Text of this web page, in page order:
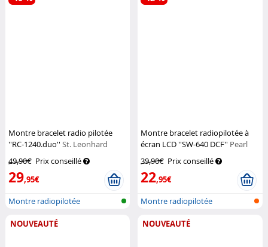
Montre bracelet radio pilotée
''RC-1240.duo'' St. Leonhard
49,90€ Prix conseillé
29,95€
Montre radiopilotée
Montre bracelet radiopilotée à
écran LCD ''SW-640 DCF'' Pearl
39,90€ Prix conseillé
22,95€
Montre radiopilotée
NOUVEAUTÉ NOUVEAUTÉ